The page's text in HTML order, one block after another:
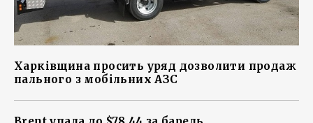
Харківщина просить уряд дозволити продаж
пального з мобільних АЗС